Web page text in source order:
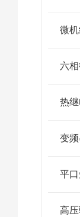
微
六
热
平
高